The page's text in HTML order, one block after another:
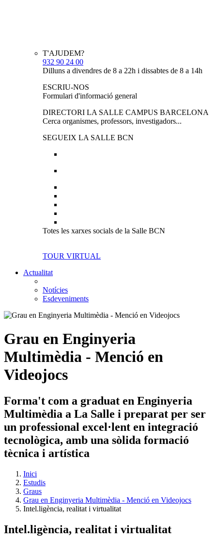
T'AJUDEM?
932 90 24 00
Dilluns a divendres de 8 a 22h i dissabtes de 8 a 14h
ESCRIU-NOS
Formulari d'informació general
DIRECTORI LA SALLE CAMPUS BARCELONA
Cerca organismes, professors, investigadors...
SEGUEIX LA SALLE BCN
Totes les xarxes socials de la Salle BCN
TOUR VIRTUAL
Actualitat
Notícies
Esdeveniments
Grau en Enginyeria
Multimèdia - Menció en
Videojocs
Forma't com a graduat en Enginyeria
Multimèdia a La Salle i preparat per ser
un professional excel·lent en integració
tecnològica, amb una sòlida formació
tècnica i artística
Inici
Estudis
Graus
Grau en Enginyeria Multimèdia - Menció en Videojocs
Intel.ligència, realitat i virtualitat
Intel.ligència, realitat i virtualitat